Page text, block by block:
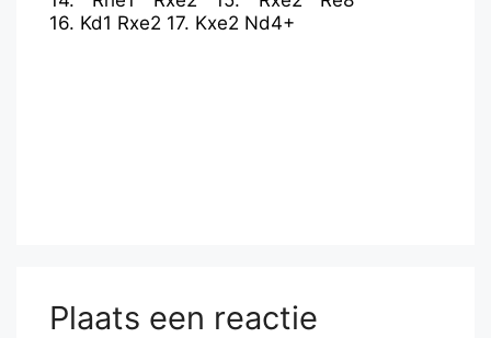
16. Kd1 Rxe2 17. Kxe2 Nd4+
Plaats een reactie